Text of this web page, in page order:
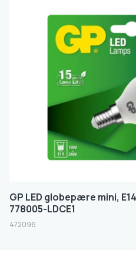
GP LED globepære mini,
778005-LDCE1
472096